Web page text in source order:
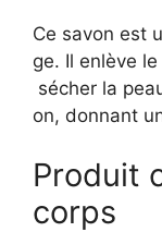
Ce savon est
ge. Il enlève
sécher la
on, donnant
Produit
corps